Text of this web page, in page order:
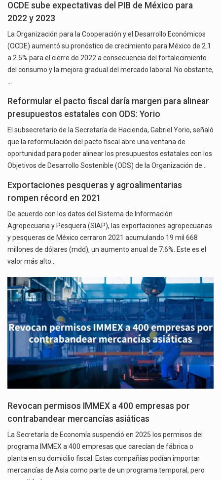
OCDE sube expectativas del PIB de México para
2022 y 2023
La Organización para la Cooperación y el Desarrollo Económicos
(OCDE) aumentó su pronóstico de crecimiento para México de 2.1
a 2.5% para el cierre de 2022 a consecuencia del fortalecimiento
del consumo y la mejora gradual del mercado laboral. No obstante,
…
Reformular el pacto fiscal daría margen para alinear
presupuestos estatales con ODS: Yorio
El subsecretario de la Secretaría de Hacienda, Gabriel Yorio, señaló
que la reformulación del pacto fiscal abre una ventana de
oportunidad para poder alinear los presupuestos estatales con los
Objetivos de Desarrollo Sostenible (ODS) de la Organización de…
Exportaciones pesqueras y agroalimentarias
rompen récord en 2021
De acuerdo con los datos del Sistema de Información
Agropecuaria y Pesquera (SIAP), las exportaciones agropecuarias
y pesqueras de México cerraron 2021 acumulando 19 mil 668
millones de dólares (mdd), un aumento anual de 7.6%. Este es el
valor más alto…
Revocan permisos IMMEX a 400 empresas por
contrabandear mercancías asiáticas
La Secretaría de Economía suspendió en 2025 los permisos del
programa IMMEX a 400 empresas que carecían de fábrica o
planta en su domicilio fiscal. Estas compañías podían importar
mercancías de Asia como parte de un programa temporal, pero